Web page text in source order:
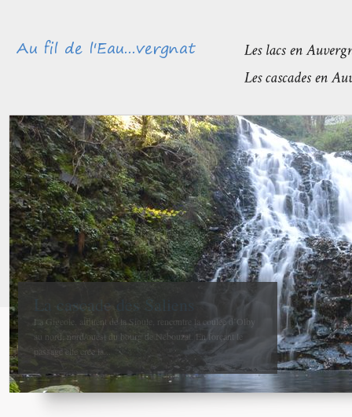
Méandres et boires de la Sioule
avant de rejoindre l’Allier
La confluence entre la Sioule et l’Allier se fait entre Contigny
et La Ferté-Hauterive peu après Saint-Pourçain sur-Sioule à...